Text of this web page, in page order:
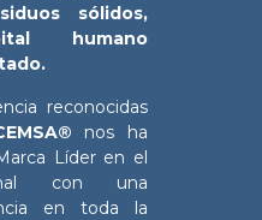
sólidos,
humano
reconocidas
nos ha
Líder en el
con una
en toda la